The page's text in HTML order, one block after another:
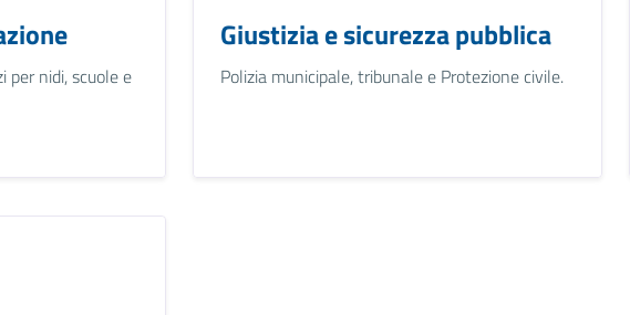
per nidi, scuole e
Giustizia e sicurezza pubblica
Polizia municipale, tribunale e Protezione civile.